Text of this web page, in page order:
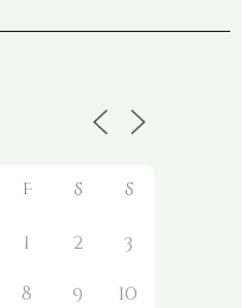
F S S
1 2
3
8 9
10